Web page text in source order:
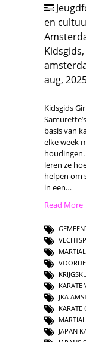
en
Kidsgids,
aug,
Kidsgids
basis van
elke week
leren ze
helpen om
in een…
Read
KARATE
JKA
KARATE
JAPAN